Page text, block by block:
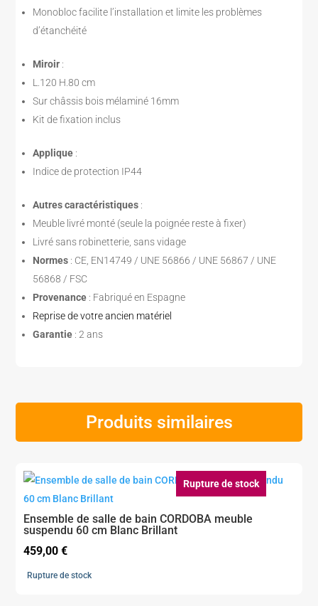
Monobloc facilite l’installation et limite les problèmes
d’étanchéité
Miroir :
L.120 H.80 cm
Sur châssis bois mélaminé 16mm
Kit de fixation inclus
Applique :
Indice de protection IP44
Autres caractéristiques :
Meuble livré monté (seule la poignée reste à fixer)
Livré sans robinetterie, sans vidage
Normes : CE, EN14749 / UNE 56866 / UNE 56867 / UNE
56868 / FSC
Provenance : Fabriqué en Espagne
Reprise de votre ancien matériel
Garantie : 2 ans
Produits similaires
Rupture de stock
Ensemble de salle de bain CORDOBA meuble
suspendu 60 cm Blanc Brillant
459,00€
Rupture de stock